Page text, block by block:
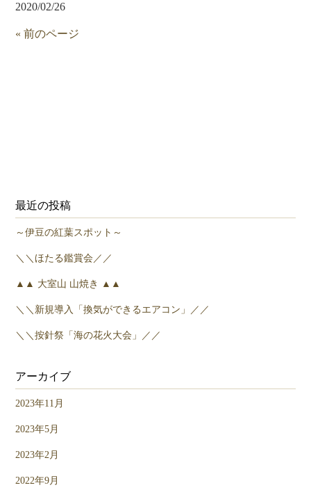
2020/02/26
« 前のページ
最近の投稿
～伊豆の紅葉スポット～
＼＼ほたる鑑賞会／／
▲▲ 大室山 山焼き ▲▲
＼＼新規導入「換気ができるエアコン」／／
＼＼按針祭「海の花火大会」／／
アーカイブ
2023年11月
2023年5月
2023年2月
2022年9月